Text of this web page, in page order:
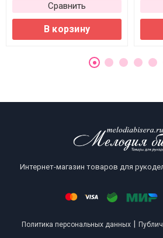
Сравнить
В корзину
Интернет-магазин товаров для
Политика персональных данных